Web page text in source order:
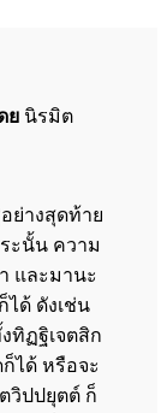
ย นิรมิต
ย่างสุดท้าย
ะนั้น ความ
และมานะ
ได้ ดังเช่น
ทิฏฐิเจตสิก
ได้ หรือจะ
วิปปยุตต์ ก็